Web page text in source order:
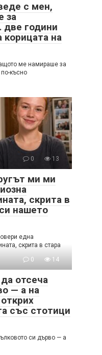
с мен,
за
две години
на
ме намираше за
късно
0 13
ми ми
скрита в
нашето
една
скрита в стара
0 14
отсеча
— а на
със стотици
си дърво — а